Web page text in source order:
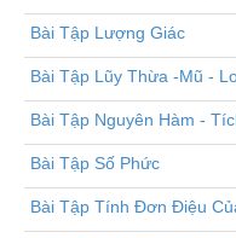
Bài Tập Lượng Giác
Bài Tập Lũy Thừa -Mũ -
Bài Tập Nguyên Hàm -
Bài Tập Số Phức
Bài Tập Tính Đơn Điệu